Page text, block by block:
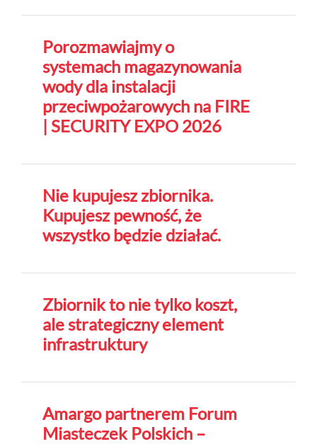
Porozmawiajmy o
systemach magazynowania
wody dla instalacji
przeciwpożarowych na FIRE
| SECURITY EXPO 2026
Nie kupujesz zbiornika.
Kupujesz pewność, że
wszystko będzie działać.
Zbiornik to nie tylko koszt,
ale strategiczny element
infrastruktury
Amargo partnerem Forum
Miasteczek Polskich –